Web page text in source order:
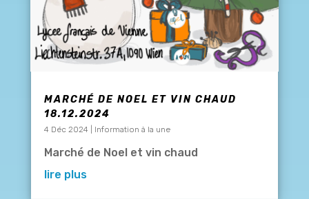
MARCHÉ DE NOEL ET VIN CHAUD
18.12.2024
4 Déc 2024 Information à la une
Marché de Noel et vin chaud
lire plus